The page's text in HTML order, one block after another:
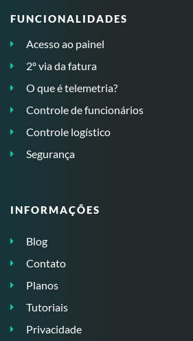
FUNCIONALIDADES
Acesso ao painel
2º via da fatura
O que é telemetria?
Controle de funcionários
Controle logístico
Segurança
INFORMAÇÕES
Blog
Contato
Planos
Tutoriais
Privacidade